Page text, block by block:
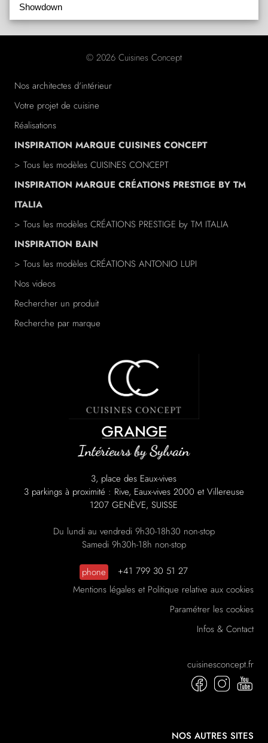
Showdown
© 2026 Cuisines Concept
Nos architectes d'intérieur
Votre projet de cuisine
Réalisations
INSPIRATION MARQUE CUISINES CONCEPT
> Tous les modèles CUISINES CONCEPT
INSPIRATION MARQUE CRÉATIONS PRESTIGE BY TM
ITALIA
> Tous les modèles CRÉATIONS PRESTIGE by TM ITALIA
INSPIRATION BAIN
> Tous les modèles CRÉATIONS ANTONIO LUPI
Nos videos
Rechercher un produit
Recherche par marque
3, place des Eaux-vives
3 parkings à proximité : Rive, Eaux-vives 2000 et Villereuse
1207 GENÈVE, SUISSE
Du lundi au vendredi 9h30-18h30 non-stop
Samedi 9h30h-18h non-stop
phone
+41 799 30 51 27
Mentions légales et Politique relative aux cookies
Paramétrer les cookies
Infos & Contact
cuisinesconcept.fr
NOS AUTRES SITES